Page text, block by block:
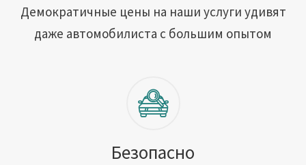
Демократичные цены на наши услуги удивят
даже автомобилиста с большим опытом
Безопасно